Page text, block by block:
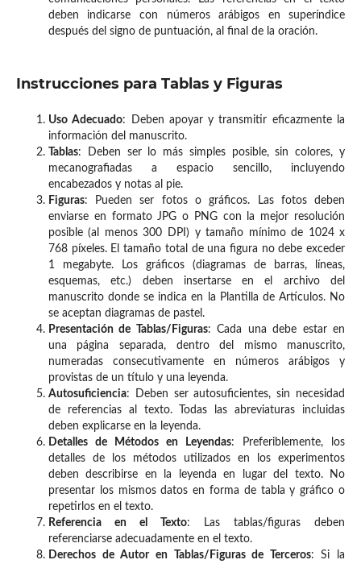
deben indicarse con números arábigos en superíndice
después del signo de puntuación, al final de la oración.
Instrucciones para Tablas y Figuras
Uso Adecuado: Deben apoyar y transmitir eficazmente la
información del manuscrito.
Tablas: Deben ser lo más simples posible, sin colores, y
mecanografiadas a espacio sencillo, incluyendo
encabezados y notas al pie.
Figuras: Pueden ser fotos o gráficos. Las fotos deben
enviarse en formato JPG o PNG con la mejor resolución
posible (al menos 300 DPI) y tamaño mínimo de 1024 x
768 píxeles. El tamaño total de una figura no debe exceder
1 megabyte. Los gráficos (diagramas de barras, líneas,
esquemas, etc.) deben insertarse en el archivo del
manuscrito donde se indica en la Plantilla de Artículos. No
se aceptan diagramas de pastel.
Presentación de Tablas/Figuras: Cada una debe estar en
una página separada, dentro del mismo manuscrito,
numeradas consecutivamente en números arábigos y
provistas de un título y una leyenda.
Autosuficiencia: Deben ser autosuficientes, sin necesidad
de referencias al texto. Todas las abreviaturas incluidas
deben explicarse en la leyenda.
Detalles de Métodos en Leyendas: Preferiblemente, los
detalles de los métodos utilizados en los experimentos
deben describirse en la leyenda en lugar del texto. No
presentar los mismos datos en forma de tabla y gráfico o
repetirlos en el texto.
Referencia en el Texto: Las tablas/figuras deben
referenciarse adecuadamente en el texto.
Derechos de Autor en Tablas/Figuras de Terceros: Si la